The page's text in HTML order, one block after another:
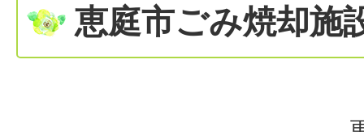
恵庭市ごみ焼却施